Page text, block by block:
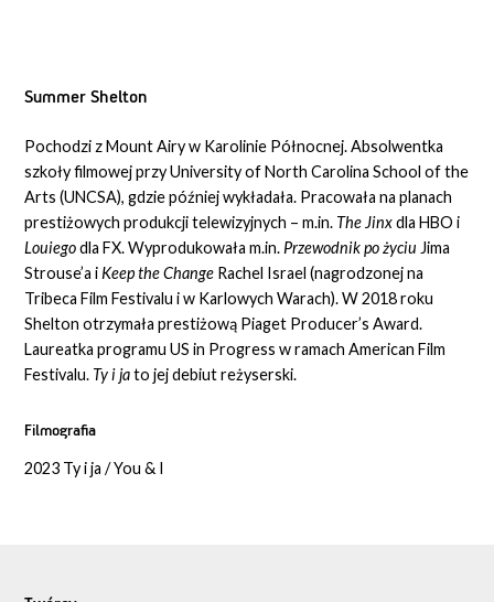
Summer Shelton
Pochodzi z Mount Airy w Karolinie Północnej. Absolwentka
szkoły filmowej przy University of North Carolina School of the
Arts (UNCSA), gdzie później wykładała. Pracowała na planach
prestiżowych produkcji telewizyjnych – m.in. The Jinxdla HBO i
Louiegodla FX. Wyprodukowała m.in. Przewodnik po życiu Jima
Strouse’a i Keep the Change Rachel Israel (nagrodzonej na
Tribeca Film Festivalu i w Karlowych Warach). W 2018 roku
Shelton otrzymała prestiżową Piaget Producer’s Award.
Laureatka programu US in Progress w ramach American Film
Festivalu. Ty i jato jej debiut reżyserski.
Filmografia
2023 Ty i ja / You & I